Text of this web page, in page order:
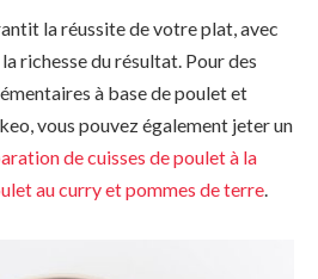
la réussite de votre plat, avec
richesse du résultat. Pour des
à base de poulet et
vous pouvez également jeter un
de cuisses de poulet à la
au curry et pommes de terre